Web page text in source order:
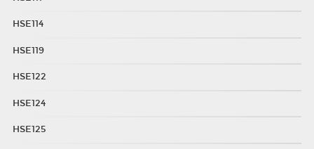
HSE114
HSE119
HSE122
HSE124
HSE125